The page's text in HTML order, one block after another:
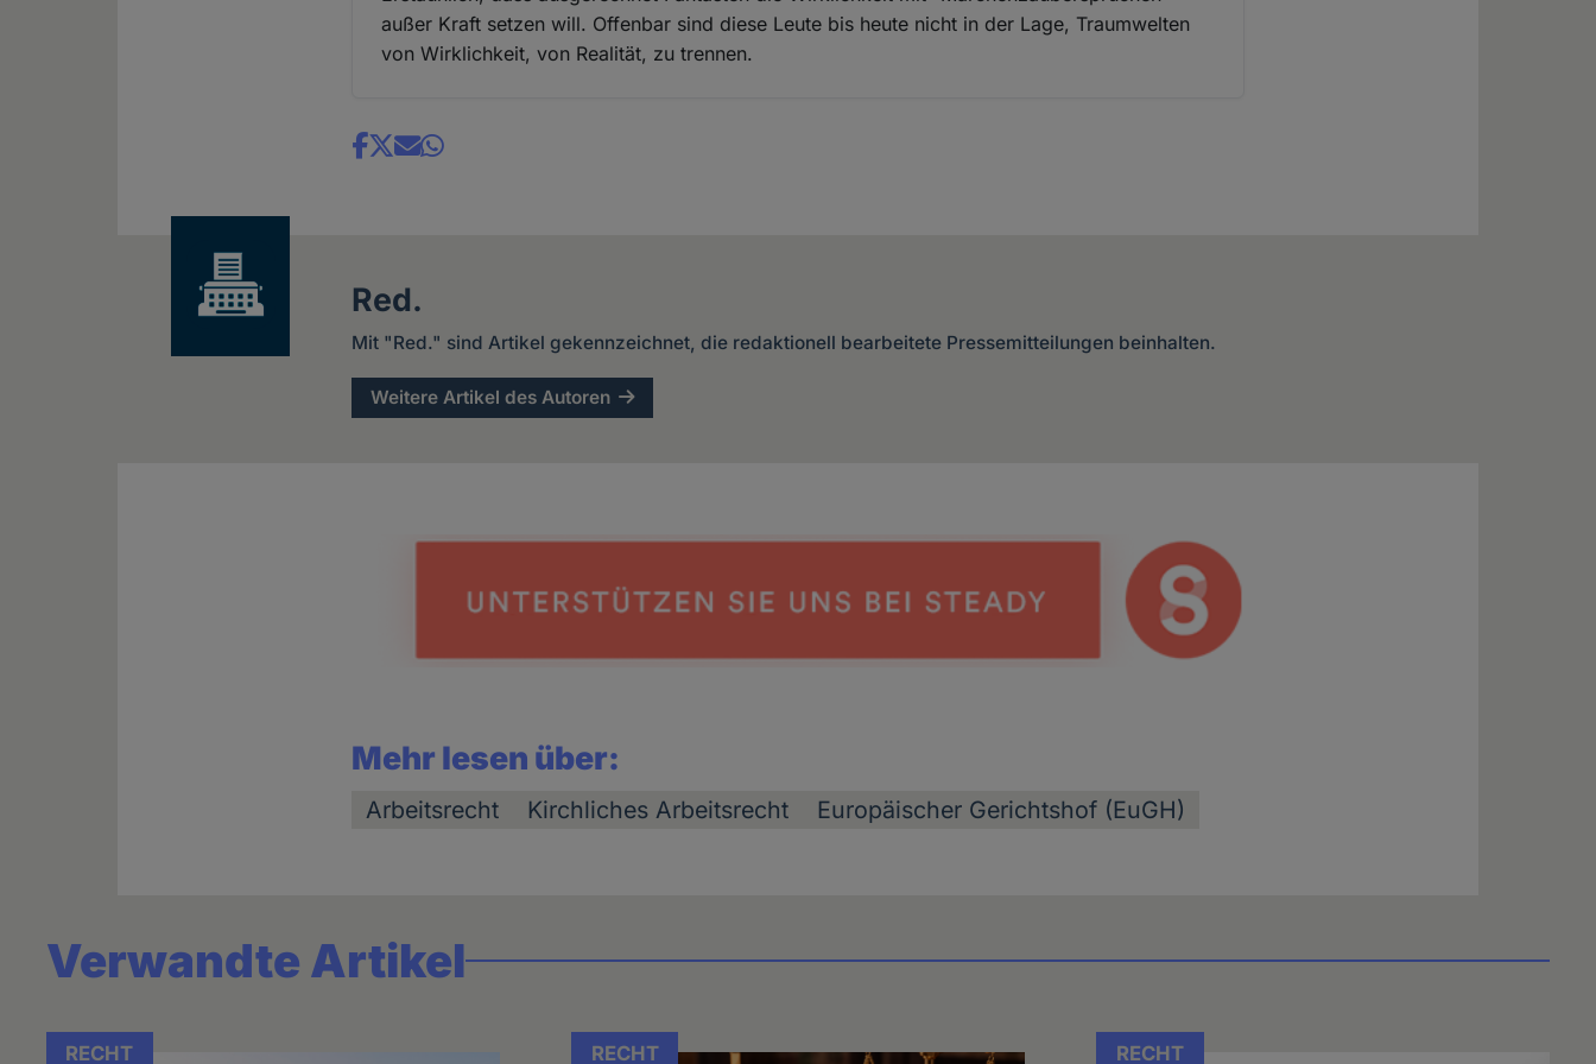
außer Kraft setzen will. Offenbar sind diese Leute bis heute nicht in der Lage, Traumwelten
von Wirklichkeit, von Realität, zu trennen.
Share
Red.
Mit "Red." sind Artikel gekennzeichnet, die redaktionell bearbeitete Pressemitteilungen beinhalten.
Weitere Artikel des Autoren
Mehr lesen über:
Arbeitsrecht Kirchliches Arbeitsrecht Europäischer Gerichtshof (EuGH)
Verwandte Artikel
RECHT RECHT RECHT